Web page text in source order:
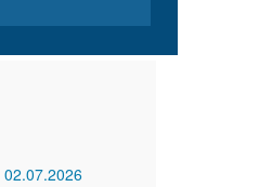
02.07.2026